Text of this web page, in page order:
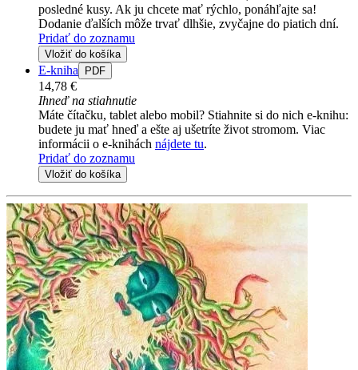
posledné kusy. Ak ju chcete mať rýchlo, ponáhľajte sa!
Dodanie ďalších môže trvať dlhšie, zvyčajne do piatich dní.
Pridať do zoznamu
Vložiť do košíka
E-kniha PDF
14,78 €
Ihneď na stiahnutie
Máte čítačku, tablet alebo mobil? Stiahnite si do nich e-knihu:
budete ju mať hneď a ešte aj ušetríte život stromom. Viac
informácii o e-knihách nájdete tu.
Pridať do zoznamu
Vložiť do košíka